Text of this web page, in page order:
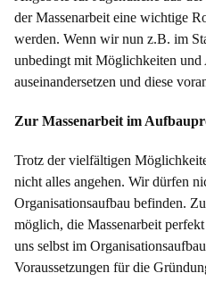
der Massenarbeit eine wichtige
werden. Wenn wir nun z.B. im
unbedingt mit Möglichkeiten und
auseinandersetzen und diese
Zur Massenarbeit im
Trotz der vielfältigen
nicht alles angehen. Wir dürfen
Organisationsaufbau befinden.
möglich, die Massenarbeit
uns selbst im
Voraussetzungen für die